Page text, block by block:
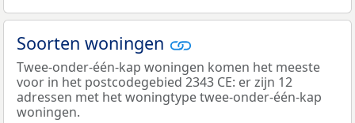
Soorten woningen
Twee-onder-één-kap woningen komen het meeste
voor in het postcodegebied 2343 CE: er zijn 12
adressen met het woningtype twee-onder-één-kap
woningen.